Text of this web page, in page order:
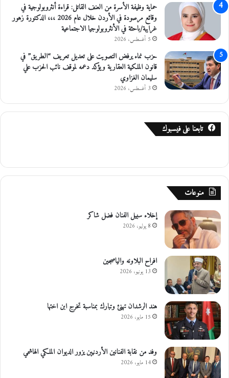
حماية وظيفة الأسرة من العنف القاتل: قراءة أنثروبولوجية في
وقائع مرصودة في الأردن خلال عام 2026 ،،، الدكتورة زهور
غرايبة/باحثة في الأنثروبولوجيا الاجتماعية
5 أغسطس، 2026
حزب نماء يرفض التصويت على تعديل تعريف “الطريق” في
قانون الملكية العقارية ويؤكد دعمه لموقف نائب الحزب علي
سليمان الغزاوي
3 أغسطس، 2026
تابعنا على فيسبوك
منوعات
إخلاء سبيل الفنان فضل شاكر
8 يوليو، 2026
افراح البلاونه والياصجين
13 يونيو، 2026
هند الرشدان تهنئ وتبارك بمناسبة تخرج ابن اختها
15 مايو، 2026
وفد من نقابة الفنانين الأردنيين يزور الديوان الملكي الهاشمي
14 مايو، 2026